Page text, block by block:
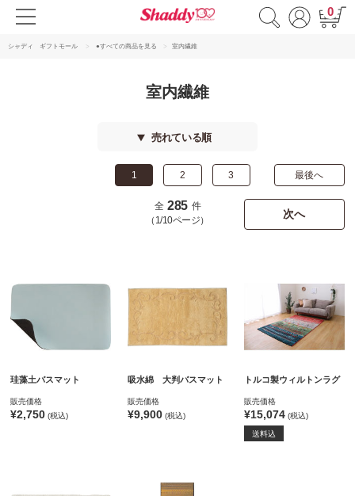
0
シャディ ギフトモール ●すべての商品を見る 室内繊維
室内繊維
売れている順
1 2 3 最後へ
次へ
全 285 件
（1/10ページ）
珪藻土バスマット
販売価格
¥2,750 (税込)
吸水綿 大判バスマット
販売価格
¥9,900(税込)
トルコ製ウィルトンラグ
販売価格
¥15,074 (税込)
送料込